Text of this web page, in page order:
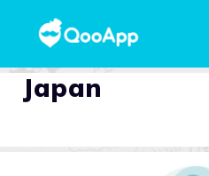
Japan